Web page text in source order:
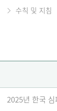
수칙 및 지침
2025년 한국